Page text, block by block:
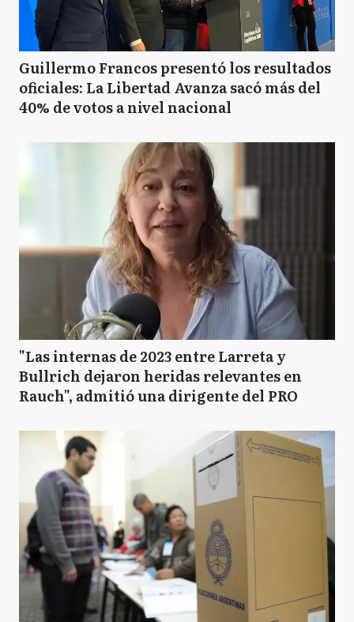
Guillermo Francos presentó los resultados
oficiales: La Libertad Avanza sacó más del
40% de votos a nivel nacional
"Las internas de 2023 entre Larreta y
Bullrich dejaron heridas relevantes en
Rauch", admitió una dirigente del PRO